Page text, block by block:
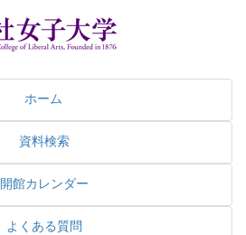
ホーム
資料検索
開館カレンダー
よくある質問